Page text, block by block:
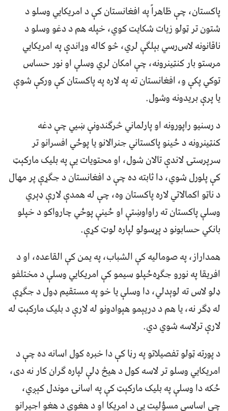
پاکستان، چې ظاهراً په افغانستان کې د امريکايي وسلو د
شتون تر ټولو زيات شکايت کوي، خپله هم د دغو وسلو د
ناقانونه لاس‌رسي بېلګې لري، څو کاله وړاندې په امريکايي
مرستو بار کنټینرونه، چې امکان لري وسلې او نور حساس
توکي پکې و، افغانستان ته په لاره په پاکستان کې ورکې شوې
یا پرې بريدونه وشول.
د رسنيو راپورونه او پارلماني څرګندونې ښيي چې دغه
کنټینرونه د ځينو پاکستاني جنرالانو يا پوځي افسرانو تر
سرپرستۍ لاندې تالان شول، او محتويات يې په بلیک مارکېټ
کې پلورل شوي، دا ثابته ده چې د افغانستان د جګړې پر مهال
د ناټو اکمالاتي لاره پاکستان وه، چې له همدې لارې ډېري
وسلې پاکستان ته راواوښتې او ځينې پوځي چارواکو د خپلو
بانکي حسابونو د پړسولو لپاره لوټ کړې.
همداراز، په صوماليه کې الشباب، په يمن کې القاعده، او د
افريقا په نورو جګړه‌ځپلو سيمو کې امريکايي وسلې د مختلفو
ډلو لاس ته لوېدلي، دا وسلې يا خو په مستقیم ډول د جګړې
له ډګر نه، يا هم د دريېمو هېوادونو له لارې د بلیک مارکېټ له
لارې ترلاسه شوي دي.
د پورته ټولو تفصيلاتو په رڼا کې دا خبره کول اسانه ده چې د
امريکايي وسلو تر لاسه کول د هيڅ ډلې لپاره ګران کار نه دی،
ځکه دا وسلې په بلیک مارکېټ کې په اسانۍ موندل کېږي،
چې اساسي مسؤليت يې د امريکا او د هغوی د هغو اجیرانو